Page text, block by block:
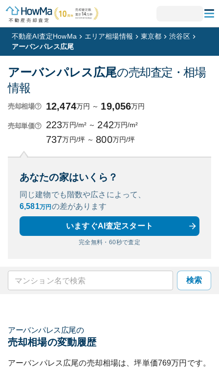
不動産AI査定HowMa エリア相場情報 東京都
渋谷区
アーバンパレス広尾
アーバンパレス広尾の売却査定・相場
情報
売却相場 12,474万円 ～ 19,056万円
売却単価 223万円/m² ～ 242万円/m²
737万円/坪 ～ 800万円/坪
あなたの家はいくら？
同じ建物でも階数や広さによって、
6,581万円 の差があります
いますぐAI査定スタート
完全無料・60秒で査定
検索
アーバンパレス広尾の
売却相場の変動履歴
アーバンパレス広尾の売却相場は、坪単価769万円です。